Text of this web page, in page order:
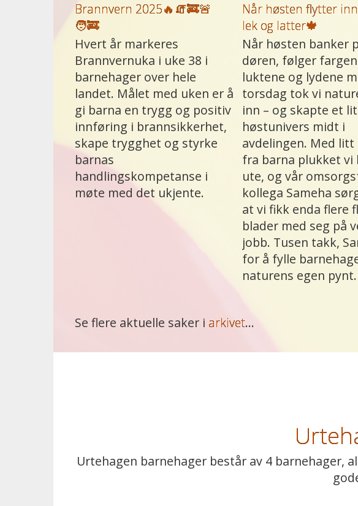
Brannvern 2025🔥🧯🚒🚨
🧑‍🚒
Hvert år markeres
Brannvernuka i uke 38 i
barnehager over hele
landet. Målet med uken er å
gi barna en trygg og positiv
innføring i brannsikkerhet,
skape trygghet og styrke
barnas
handlingskompetanse i
møte med det ukjente.
Når høsten flytter
lek og latter🍁
Når høsten banker
døren, følger
luktene og lydene
torsdag tok vi
inn – og skapte et
høstunivers midt i
avdelingen. Med litt
fra barna plukket vi
ute, og vår
kollega Sameha
at vi fikk enda flere
blader med seg på
jobb. Tusen takk,
for å fylle
naturens egen pynt.
Se flere aktuelle saker i arkivet...
Urtehagen barnehager består av 4 barnehager,